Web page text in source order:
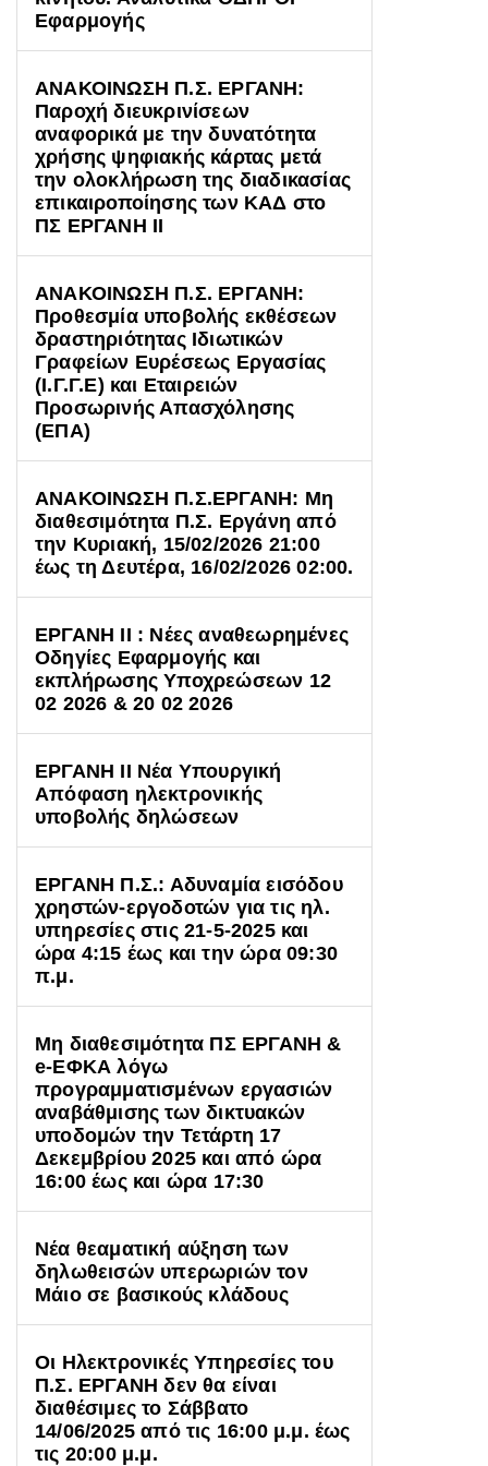
Εφαρμογής
ΑΝΑΚΟΙΝΩΣΗ Π.Σ. ΕΡΓΑΝΗ:
Παροχή διευκρινίσεων
αναφορικά με την δυνατότητα
χρήσης ψηφιακής κάρτας μετά
την ολοκλήρωση της διαδικασίας
επικαιροποίησης των ΚΑΔ στο
ΠΣ ΕΡΓΑΝΗ ΙΙ
ΑΝΑΚΟΙΝΩΣΗ Π.Σ. ΕΡΓΑΝΗ:
Προθεσμία υποβολής εκθέσεων
δραστηριότητας Ιδιωτικών
Γραφείων Ευρέσεως Εργασίας
(Ι.Γ.Γ.Ε) και Εταιρειών
Προσωρινής Απασχόλησης
(ΕΠΑ)
ΑΝΑΚΟΙΝΩΣΗ Π.Σ.ΕΡΓΑΝΗ: Μη
διαθεσιμότητα Π.Σ. Εργάνη από
την Κυριακή, 15/02/2026 21:00
έως τη Δευτέρα, 16/02/2026 02:00.
ΕΡΓΑΝΗ ΙΙ : Νέες αναθεωρημένες
Οδηγίες Εφαρμογής και
εκπλήρωσης Υποχρεώσεων 12
02 2026 & 20 02 2026
ΕΡΓΑΝΗ ΙΙ Νέα Υπουργική
Απόφαση ηλεκτρονικής
υποβολής δηλώσεων
ΕΡΓΑΝΗ Π.Σ.: Αδυναμία εισόδου
χρηστών-εργοδοτών για τις ηλ.
υπηρεσίες στις 21-5-2025 και
ώρα 4:15 έως και την ώρα 09:30
π.μ.
Μη διαθεσιμότητα ΠΣ ΕΡΓΑΝΗ &
e-ΕΦΚΑ λόγω
προγραμματισμένων εργασιών
αναβάθμισης των δικτυακών
υποδομών την Τετάρτη 17
Δεκεμβρίου 2025 και από ώρα
16:00 έως και ώρα 17:30
Νέα θεαματική αύξηση των
δηλωθεισών υπερωριών τον
Μάιο σε βασικούς κλάδους
Οι Ηλεκτρονικές Υπηρεσίες του
Π.Σ. ΕΡΓΑΝΗ δεν θα είναι
διαθέσιμες το Σάββατο
14/06/2025 από τις 16:00 μ.μ. έως
τις 20:00 μ.μ.